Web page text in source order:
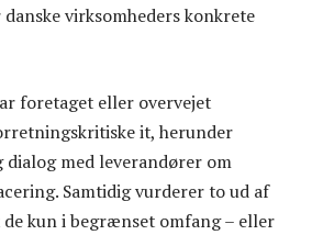
virksomheders konkrete
foretaget eller overvejet
it, herunder
med leverandører om
Samtidig vurderer to ud af
kun i begrænset omfang – eller